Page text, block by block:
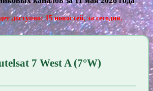
доступно: 15 новостей, за сегодня.
7 West A (7°W)